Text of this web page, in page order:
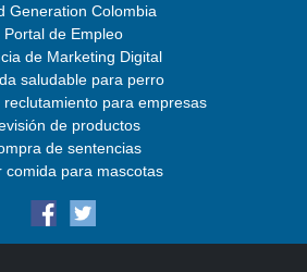
Generation Colombia
Portal de Empleo
de Marketing Digital
saludable para perro
reclutamiento para empresas
de productos
de sentencias
comida para mascotas